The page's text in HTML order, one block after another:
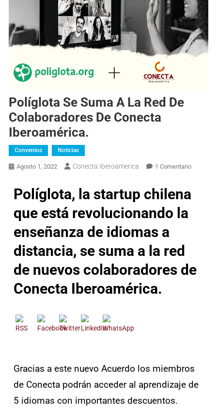
Políglota Se Suma A La Red De
Colaboradores De Conecta
Iberoamérica.
Convenios Noticias
Agosto 1, 2022 Conecta Iberoamerica 1 Comentario
Políglota, la startup chilena
que está revolucionando la
enseñanza de idiomas a
distancia, se suma a la red
de nuevos colaboradores de
Conecta Iberoamérica.
Gracias a este nuevo Acuerdo los miembros
de Conecta podrán acceder al aprendizaje de
5 idiomas con importantes descuentos.